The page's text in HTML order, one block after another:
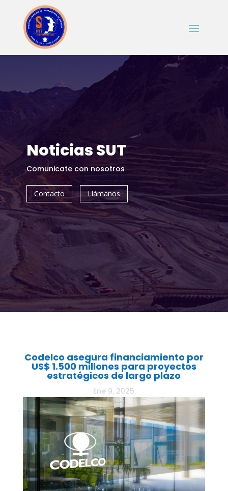
Noticias SUT
Comunicate con nosotros
Contacto Llámanos
Codelco asegura financiamiento por
US$ 1.500 millones para proyectos
estratégicos de largo plazo
Ene 9, 2025